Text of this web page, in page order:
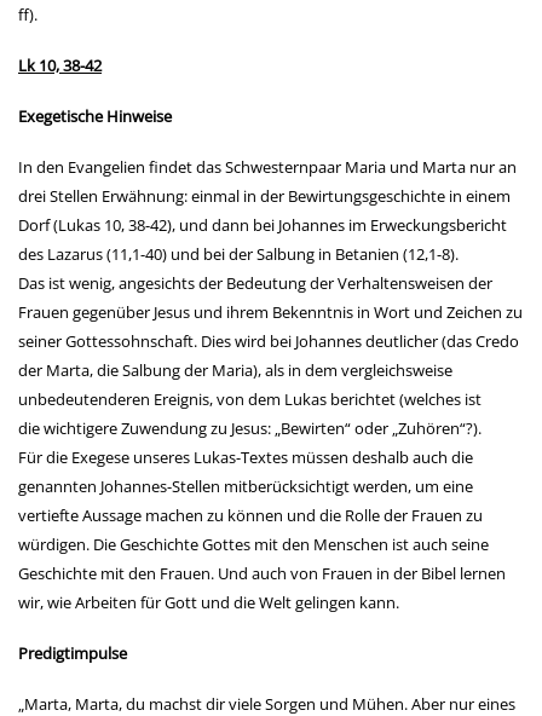
ff).
Lk 10, 38-42
Exegetische Hinweise
In den Evangelien findet das Schwesternpaar Maria und Marta nur an
drei Stellen Erwähnung: einmal in der Bewirtungsgeschichte in einem
Dorf (Lukas 10, 38-42), und dann bei Johannes im Erweckungsbericht
des Lazarus(11,1-40) und bei der Salbung in Betanien (12,1-8).
Das ist wenig, angesichts der Bedeutung der Verhaltensweisen der
Frauen gegenüber Jesus und ihrem Bekenntnis in Wort und Zeichen zu
seiner Gottessohnschaft. Dies wird bei Johannes deutlicher (das Credo
der Marta, die Salbung der Maria), als in dem vergleichsweise
unbedeutenderen Ereignis, von dem Lukas berichtet (welches ist
diewichtigere Zuwendung zu Jesus: „Bewirten“ oder „Zuhören“?).
Für die Exegese unseres Lukas-Textes müssen deshalb auch die
genannten Johannes-Stellen mitberücksichtigt werden, um eine
vertiefte Aussage machen zu können und die Rolle der Frauen zu
würdigen. Die Geschichte Gottes mit den Menschen ist auch seine
Geschichte mit den Frauen. Und auch von Frauen in der Bibel lernen
wir, wie Arbeiten für Gott und die Welt gelingen kann.
Predigtimpulse
„Marta, Marta, du machst dir viele Sorgen und Mühen. Aber nur eines